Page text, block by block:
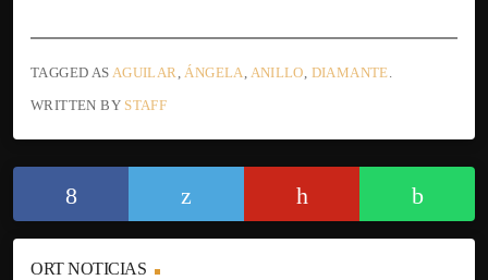
TAGGED AS AGUILAR ÁNGELA ANILLO DIAMANTE
WRITTEN BY STAFF
ORT NOTICIAS